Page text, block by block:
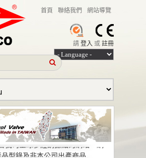
首頁 聯絡我們 網站導覽
請登入 或註冊
司名義遭冒用之聲明
我司全球多經銷據點的網站、網
型錄及非本公司出產商品